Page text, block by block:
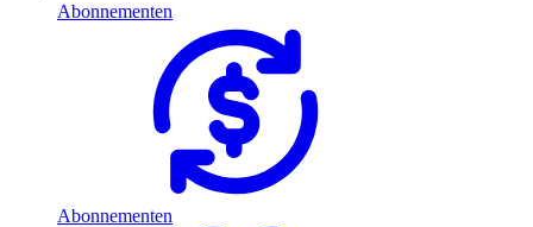
Abonnementen
Abonnementen